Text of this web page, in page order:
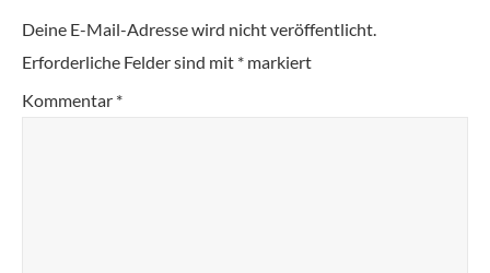
Deine E-Mail-Adresse wird nicht veröffentlicht.
Erforderliche Felder sind mit * markiert
Kommentar *